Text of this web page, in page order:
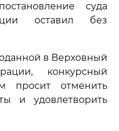
суда
оставил без
в Верховный
конкурсный
просит отменить
и удовлетворить